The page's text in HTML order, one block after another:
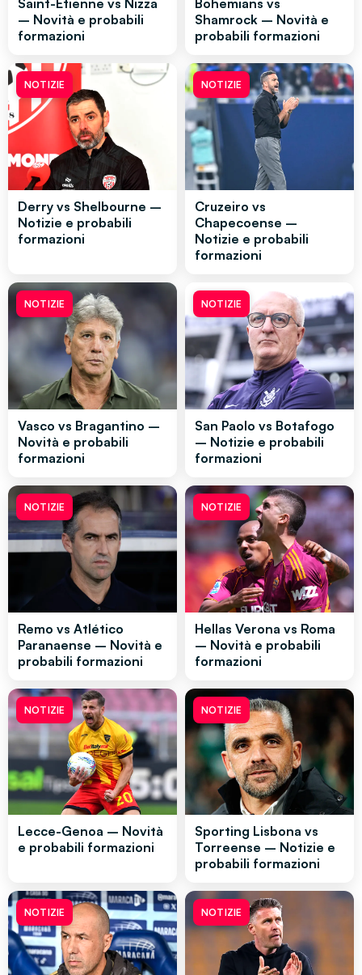
Saint-Étienne vs Nizza
– Novità e probabili
formazioni
Bohemians vs
Shamrock – Novità e
probabili formazioni
NOTIZIE
Derry vs Shelbourne –
Notizie e probabili
formazioni
NOTIZIE
Cruzeiro vs
Chapecoense –
Notizie e probabili
formazioni
NOTIZIE
Vasco vs Bragantino –
Novità e probabili
formazioni
NOTIZIE
San Paolo vs Botafogo
– Notizie e probabili
formazioni
NOTIZIE
Remo vs Atlético
Paranaense – Novità e
probabili formazioni
NOTIZIE
Hellas Verona vs Roma
– Novità e probabili
formazioni
NOTIZIE
Lecce-Genoa – Novità
e probabili formazioni
NOTIZIE
Sporting Lisbona vs
Torreense – Notizie e
probabili formazioni
NOTIZIE NOTIZIE